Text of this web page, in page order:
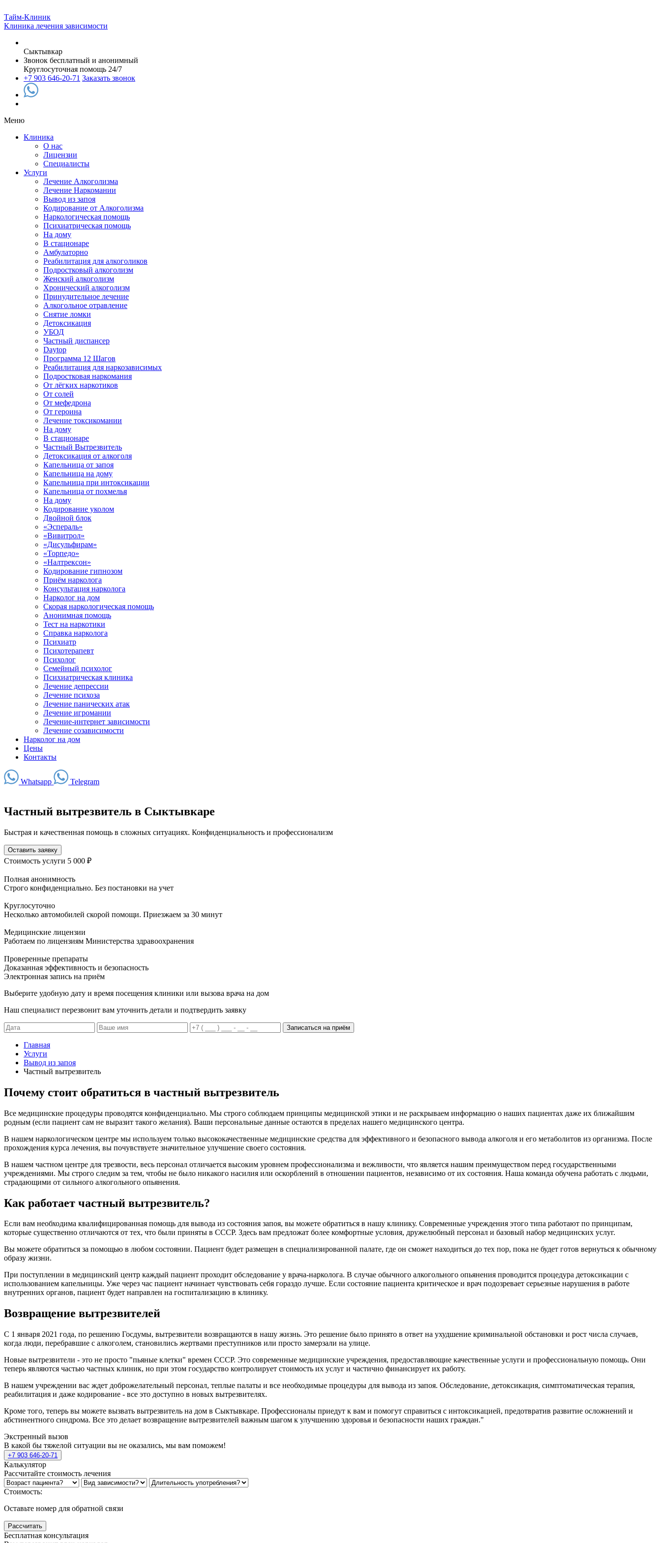
Тайм-Клиник
Клиника лечения зависимости
Сыктывкар
Звонок бесплатный и анонимный
Круглосуточная помощь 24/7
+7 903 646-20-71 Заказать звонок
Меню
Клиника
О нас
Лицензии
Специалисты
Услуги
Лечение Алкоголизма
Лечение Наркомании
Вывод из запоя
Кодирование от Алкоголизма
Наркологическая помощь
Психиатрическая помощь
На дому
В стационаре
Амбулаторно
Реабилитация для алкоголиков
Подростковый алкоголизм
Женский алкоголизм
Хронический алкоголизм
Принудительное лечение
Алкогольное отравление
Снятие ломки
Детоксикация
УБОД
Частный диспансер
Daytop
Программа 12 Шагов
Реабилитация для наркозависимых
Подростковая наркомания
От лёгких наркотиков
От солей
От мефедрона
От героина
Лечение токсикомании
На дому
В стационаре
Частный Вытрезвитель
Детоксикация от алкоголя
Капельница от запоя
Капельница на дому
Капельница при интоксикации
Капельница от похмелья
На дому
Кодирование уколом
Двойной блок
«Эспераль»
«Вивитрол»
«Дисульфирам»
«Торпедо»
«Налтрексон»
Кодирование гипнозом
Приём нарколога
Консультация нарколога
Нарколог на дом
Скорая наркологическая помощь
Анонимная помощь
Тест на наркотики
Справка нарколога
Психиатр
Психотерапевт
Психолог
Семейный психолог
Психиатрическая клиника
Лечение депрессии
Лечение психоза
Лечение панических атак
Лечение игромании
Лечение-интернет зависимости
Лечение созависимости
Нарколог на дом
Цены
Контакты
Whatsapp Telegram
Частный вытрезвитель в Сыктывкаре
Быстрая и качественная помощь в сложных ситуациях. Конфиденциальность и профессионализм
Оставить заявку
Стоимость услуги 5 000 ₽
Полная анонимность
Строго конфиденциально. Без постановки на учет
Круглосуточно
Несколько автомобилей скорой помощи. Приезжаем за 30 минут
Медицинские лицензии
Работаем по лицензиям Министерства здравоохранения
Проверенные препараты
Доказанная эффективность и безопасность
Электронная запись на приём
Выберите удобную дату и время посещения клиники или вызова врача на дом
Наш специалист перезвонит вам уточнить детали и подтвердить заявку
Записаться на приём
Главная
Услуги
Вывод из запоя
Частный вытрезвитель
Почему стоит обратиться в частный вытрезвитель
Все медицинские процедуры проводятся конфиденциально. Мы строго соблюдаем принципы медицинской этики и не раскрываем информацию о наших пациентах даже их ближайшим
родным (если пациент сам не выразит такого желания). Ваши персональные данные остаются в пределах нашего медицинского центра.
В нашем наркологическом центре мы используем только высококачественные медицинские средства для эффективного и безопасного вывода алкоголя и его метаболитов из организма. После
прохождения курса лечения, вы почувствуете значительное улучшение своего состояния.
В нашем частном центре для трезвости, весь персонал отличается высоким уровнем профессионализма и вежливости, что является нашим преимуществом перед государственными
учреждениями. Мы строго следим за тем, чтобы не было никакого насилия или оскорблений в отношении пациентов, независимо от их состояния. Наша команда обучена работать с людьми,
страдающими от сильного алкогольного опьянения.
Как работает частный вытрезвитель?
Если вам необходима квалифицированная помощь для вывода из состояния запоя, вы можете обратиться в нашу клинику. Современные учреждения этого типа работают по принципам,
которые существенно отличаются от тех, что были приняты в СССР. Здесь вам предложат более комфортные условия, дружелюбный персонал и базовый набор медицинских услуг.
Вы можете обратиться за помощью в любом состоянии. Пациент будет размещен в специализированной палате, где он сможет находиться до тех пор, пока не будет готов вернуться к обычному
образу жизни.
При поступлении в медицинский центр каждый пациент проходит обследование у врача-нарколога. В случае обычного алкогольного опьянения проводится процедура детоксикации с
использованием капельницы. Уже через час пациент начинает чувствовать себя гораздо лучше. Если состояние пациента критическое и врач подозревает серьезные нарушения в работе
внутренних органов, пациент будет направлен на госпитализацию в клинику.
Возвращение вытрезвителей
С 1 января 2021 года, по решению Госдумы, вытрезвители возвращаются в нашу жизнь. Это решение было принято в ответ на ухудшение криминальной обстановки и рост числа случаев,
когда люди, перебравшие с алкоголем, становились жертвами преступников или просто замерзали на улице.
Новые вытрезвители - это не просто "пьяные клетки" времен СССР. Это современные медицинские учреждения, предоставляющие качественные услуги и профессиональную помощь. Они
теперь являются частью частных клиник, но при этом государство контролирует стоимость их услуг и частично финансирует их работу.
В нашем учреждении вас ждет доброжелательный персонал, теплые палаты и все необходимые процедуры для вывода из запоя. Обследование, детоксикация, симптоматическая терапия,
реабилитация и даже кодирование - все это доступно в новых вытрезвителях.
Кроме того, теперь вы можете вызвать вытрезвитель на дом в Сыктывкаре. Профессионалы приедут к вам и помогут справиться с интоксикацией, предотвратив развитие осложнений и
абстинентного синдрома. Все это делает возвращение вытрезвителей важным шагом к улучшению здоровья и безопасности наших граждан."
Экстренный вызов
В какой бы тяжелой ситуации вы не оказались, мы вам поможем!
+7 903 646-20-71
Калькулятор
Рассчитайте стоимость лечения
Стоимость:
Оставьте номер для обратной связи
Рассчитать
Бесплатная консультация